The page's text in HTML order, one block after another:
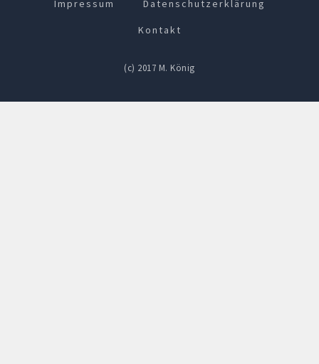
Impressum Datenschutzerklärung
Kontakt
(c) 2017 M. König